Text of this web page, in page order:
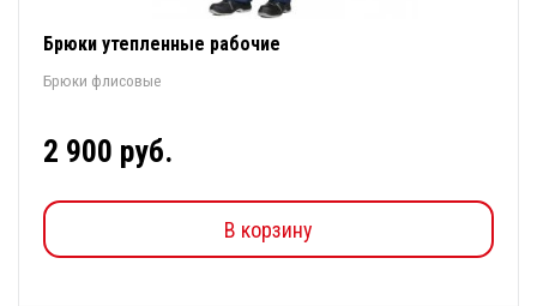
Брюки утепленные рабочие
Брюки флисовые
2 900 руб.
В корзину